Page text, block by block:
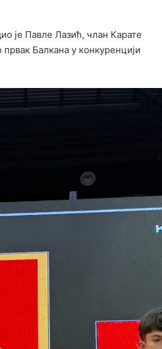
је Павле Лазић, члан Карате
првак Балкана у конкуренцији